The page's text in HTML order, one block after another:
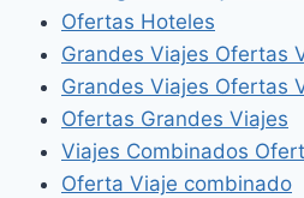
Ofertas Hoteles
Grandes Viajes Ofertas
Grandes Viajes Ofertas
Ofertas Grandes Viajes
Viajes Combinados
Oferta Viaje combinado